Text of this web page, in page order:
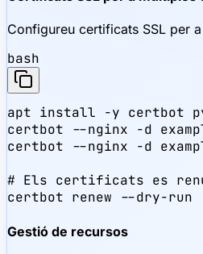
Configureu certificats SSL per
bash
apt install -y certbot
certbot --nginx -d
certbot --nginx -d
# Els certificats es
certbot renew --dry-run
Gestió de recursos